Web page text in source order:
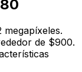
megapíxeles.
de $900.